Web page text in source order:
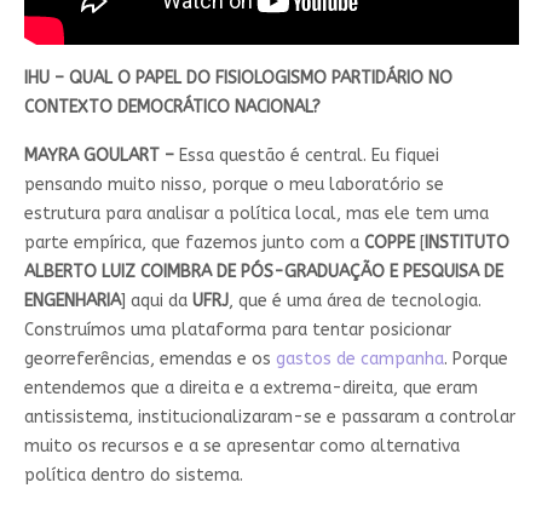
IHU – QUAL O PAPEL DO FISIOLOGISMO PARTIDÁRIO NO
CONTEXTO DEMOCRÁTICO NACIONAL?
MAYRA GOULART –Essa questão é central. Eu fiquei
pensando muito nisso, porque o meu laboratório se
estrutura para analisar a política local, mas ele tem uma
parte empírica, que fazemos junto com a COPPE[INSTITUTO
ALBERTO LUIZ COIMBRA DE PÓS-GRADUAÇÃO E PESQUISA DE
ENGENHARIA] aqui da UFRJ, que é uma área de tecnologia.
Construímos uma plataforma para tentar posicionar
georreferências, emendas e os gastos de campanha. Porque
entendemos que a direita e a extrema-direita, que eram
antissistema, institucionalizaram-se e passaram a controlar
muito os recursos e a se apresentar como alternativa
política dentro do sistema.